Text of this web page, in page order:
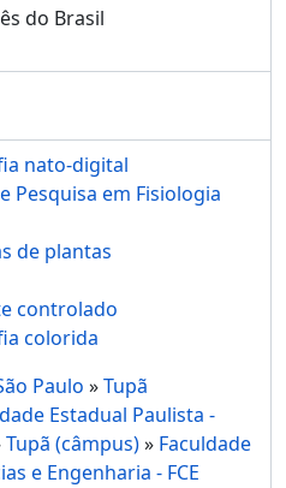
do Brasil
nato-digital
Pesquisa em Fisiologia
de plantas
controlado
colorida
Paulo »Tupã
Estadual Paulista -
Tupã (câmpus)» Faculdade
e Engenharia - FCE